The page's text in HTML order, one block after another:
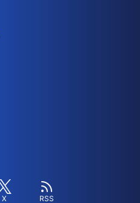
X RSS